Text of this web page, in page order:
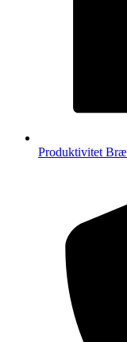
Produktivitet